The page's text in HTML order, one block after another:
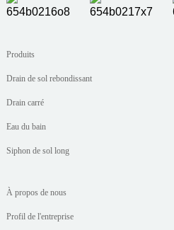
Produits
Drain de sol rebondissant
Drain carré
Eau du bain
Siphon de sol long
À propos de nous
Profil de l'entreprise